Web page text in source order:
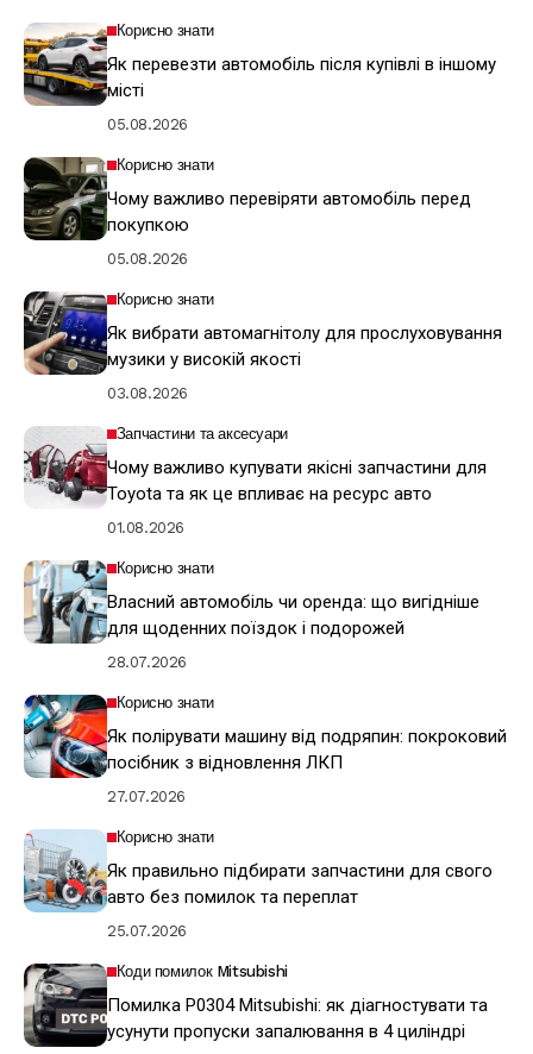
Корисно знати
Як перевезти автомобіль після купівлі в іншому
місті
05.08.2026
Корисно знати
Чому важливо перевіряти автомобіль перед
покупкою
05.08.2026
Корисно знати
Як вибрати автомагнітолу для прослуховування
музики у високій якості
03.08.2026
Запчастини та аксесуари
Чому важливо купувати якісні запчастини для
Toyota та як це впливає на ресурс авто
01.08.2026
Корисно знати
Власний автомобіль чи оренда: що вигідніше
для щоденних поїздок і подорожей
28.07.2026
Корисно знати
Як полірувати машину від подряпин: покроковий
посібник з відновлення ЛКП
27.07.2026
Корисно знати
Як правильно підбирати запчастини для свого
авто без помилок та переплат
25.07.2026
Коди помилок Mitsubishi
Помилка P0304 Mitsubishi: як діагностувати та
усунути пропуски запалювання в 4 циліндрі